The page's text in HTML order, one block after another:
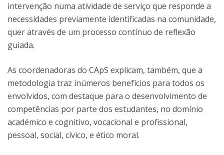
intervenção numa atividade de serviço que responde a
necessidades previamente identificadas na comunidade,
quer através de um processo contínuo de reflexão
guiada.
As coordenadoras do CApS explicam, também, que a
metodologia traz inúmeros benefícios para todos os
envolvidos, com destaque para o desenvolvimento de
competências por parte dos estudantes, no domínio
académico e cognitivo, vocacional e profissional,
pessoal, social, cívico, e ético moral.